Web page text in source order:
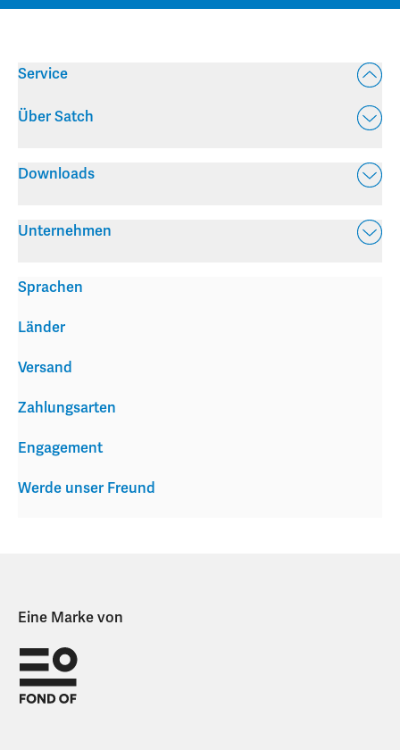
Service
Über Satch
Downloads
Unternehmen
Versand
Zahlungsarten
Engagement
Werde unser Freund
Sprachen
Länder
Eine Marke von